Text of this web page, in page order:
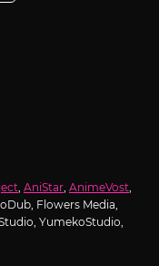
, AniStar, AnimeVost,
Flowers Media,
YumekoStudio,